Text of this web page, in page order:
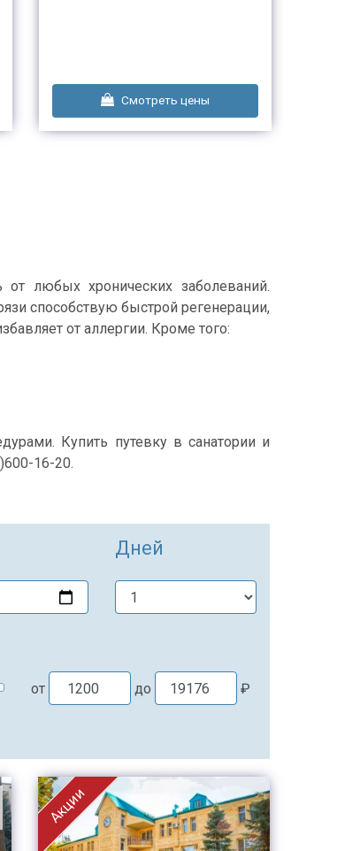
Смотреть цены
любых хронических заболеваний.
способствую быстрой регенерации,
от аллергии. Кроме того:
Купить путевку в санатории и
16-20.
Дней
от до
₽
Акции